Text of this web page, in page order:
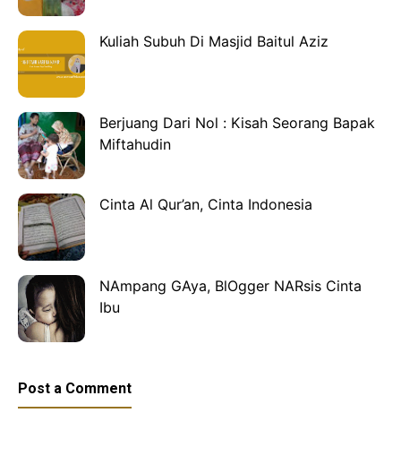
Kuliah Subuh Di Masjid Baitul Aziz
Berjuang Dari Nol : Kisah Seorang Bapak
Miftahudin
Cinta Al Qur’an, Cinta Indonesia
NAmpang GAya, BlOgger NARsis Cinta
Ibu
Post a Comment